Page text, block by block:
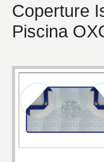
Coperture
Piscina